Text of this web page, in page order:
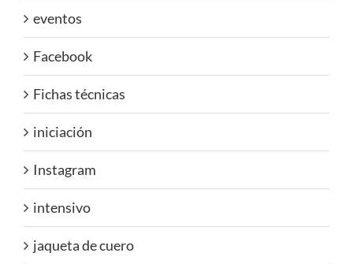
eventos
Facebook
Fichas técnicas
iniciación
Instagram
intensivo
jaqueta de cuero